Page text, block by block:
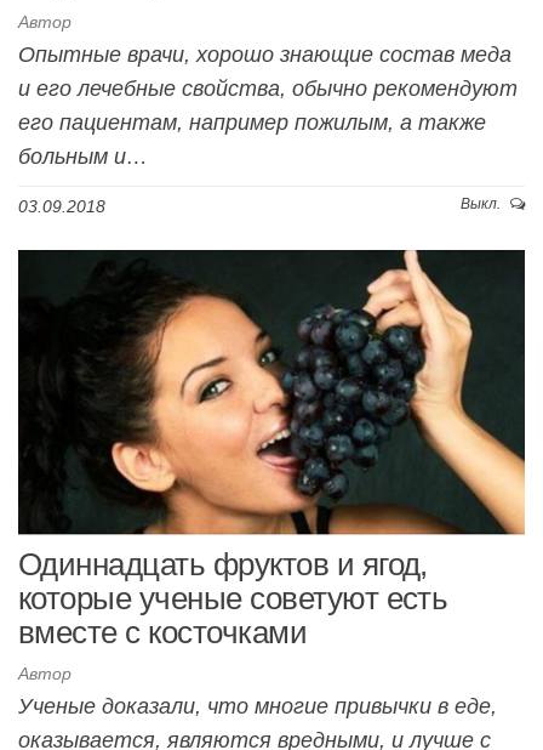
Автор
Опытные врачи, хорошо знающие состав меда
и его лечебные свойства, обычно рекомендуют
его пациентам, например пожилым, а также
больным и…
03.09.2018 Выкл.
Одиннадцать фруктов и ягод,
которые ученые советуют есть
вместе с косточками
Автор
Ученые доказали, что многие привычки в еде,
оказывается, являются вредными, и лучше с